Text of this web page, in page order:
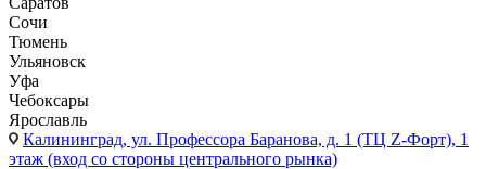
Сочи
Тюмень
Ульяновск
Уфа
Чебоксары
Ярославль
Калининград, ул. Профессора Баранова, д. 1 (ТЦ Z-Форт), 1
этаж (вход со стороны центрального рынка)